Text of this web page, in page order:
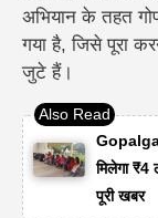
अभियान के तहत
गया है, जिसे पूरा
जुटे हैं।
मिलेगा
पूरी खबर